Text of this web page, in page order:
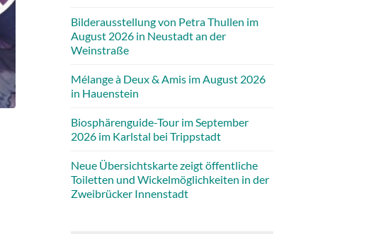
Bilderausstellung von Petra Thullen im
August 2026 in Neustadt an der
Weinstraße
Mélange à Deux & Amis im August 2026
in Hauenstein
Biosphärenguide-Tour im September
2026 im Karlstal bei Trippstadt
Neue Übersichtskarte zeigt öffentliche
Toiletten und Wickelmöglichkeiten in der
Zweibrücker Innenstadt